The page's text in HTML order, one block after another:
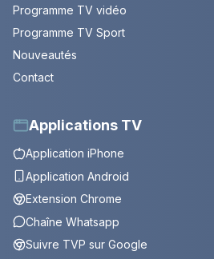
Programme TV vidéo
Programme TV Sport
Nouveautés
Contact
Applications TV
Application iPhone
Application Android
Extension Chrome
Chaîne Whatsapp
Suivre TVP sur Google